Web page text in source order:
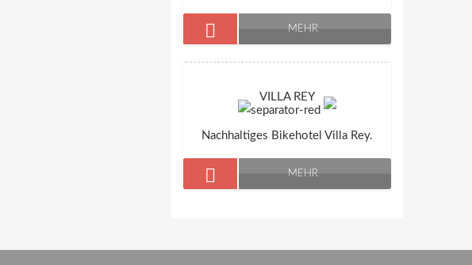
MEHR
VILLA REY
Nachhaltiges Bikehotel Villa Rey.
MEHR